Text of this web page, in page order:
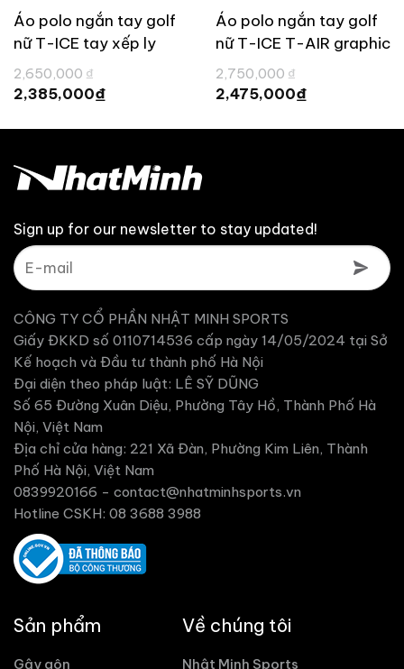
Áo polo ngắn tay golf
nữ T-ICE tay xếp ly
TaylorMade TL829
2,650,000 ₫
gốc
là:
2,385,000₫
là:
Áo polo ngắn tay golf
nữ T-ICE T-AIR graphic
TaylorMade TL828
2,750,000 ₫
gốc
là:
2,475,000₫
là:
Sign up for our newsletter to stay updated!
CÔNG TY CỔ PHẦN NHẬT MINH SPORTS
Giấy ĐKKD số 0110714536 cấp ngày 14/05/2024 tại Sở
Kế hoạch và Đầu tư thành phố Hà Nội
Đại diện theo pháp luật: LÊ SỸ DŨNG
Số 65 Đường Xuân Diệu, Phường Tây Hồ, Thành Phố Hà
Nội, Việt Nam
Địa chỉ cửa hàng: 221 Xã Đàn, Phường Kim Liên, Thành
Phố Hà Nội, Việt Nam
0839920166 - contact@nhatminhsports.vn
Hotline CSKH: 08 3688 3988
Sản phẩm
Gậy gôn
Về chúng tôi
Nhật Minh Sports